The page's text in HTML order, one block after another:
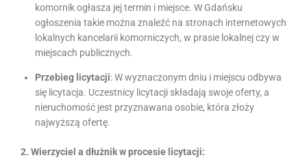
komornik ogłasza jej termin i miejsce. W Gdańsku
ogłoszenia takie można znaleźć na stronach internetowych
lokalnych kancelarii komorniczych, w prasie lokalnej czy w
miejscach publicznych.
Przebieg licytacji: W wyznaczonym dniu i miejscu odbywa
się licytacja. Uczestnicy licytacji składają swoje oferty, a
nieruchomość jest przyznawana osobie, która złoży
najwyższą ofertę.
2. Wierzyciel a dłużnik w procesie licytacji: